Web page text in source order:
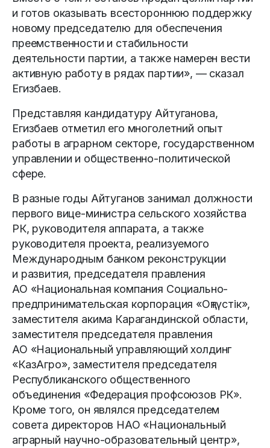
и готов оказывать всестороннюю поддержку
новому председателю для обеспечения
преемственности и стабильности
деятельности партии, а также намерен вести
активную работу в рядах партии», — сказал
Егизбаев.
Представляя кандидатуру Айтуганова,
Егизбаев отметил его многолетний опыт
работы в аграрном секторе, государственном
управлении и общественно-политической
сфере.
В разные годы Айтуганов занимал должности
первого вице-министра сельского хозяйства
РК, руководителя аппарата, а также
руководителя проекта, реализуемого
Международным банком реконструкции
и развития, председателя правления
АО «Национальная компания Социально-
предпринимательская корпорация «Оңтүстік»,
заместителя акима Карагандинской области,
заместителя председателя правления
АО «Национальный управляющий холдинг
«КазАгро», заместителя председателя
Республиканского общественного
объединения «Федерация профсоюзов РК».
Кроме того, он являлся председателем
совета директоров НАО «Национальный
аграрный научно-образовательный центр»,